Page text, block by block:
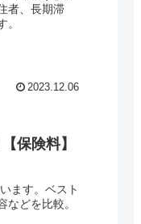
者、長期滞
。
2023.12.06
保険料】
ます。ベスト
どを比較。